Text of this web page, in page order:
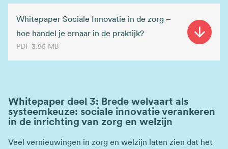
Whitepaper Sociale Innovatie in de zorg –
hoe handel je ernaar in de praktijk?
PDF 3.95 MB
Whitepaper deel 3: Brede welvaart als
systeemkeuze: sociale innovatie verankeren
in de inrichting van zorg en welzijn
Veel vernieuwingen in zorg en welzijn laten zien dat het